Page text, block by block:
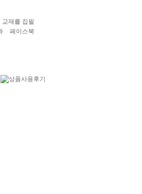
재를 집필
페이스북
상품사용후기